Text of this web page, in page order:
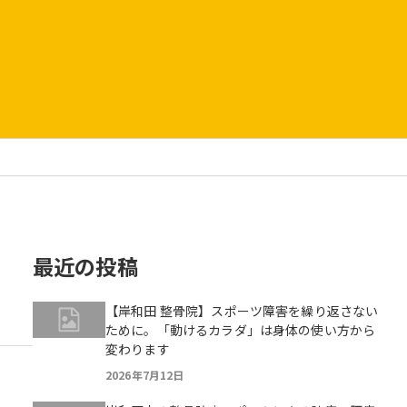
最近の投稿
【岸和田 整骨院】スポーツ障害を繰り返さない
ために。「動けるカラダ」は身体の使い方から
変わります
2026年7月12日